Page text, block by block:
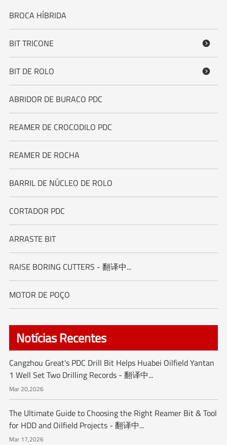
BROCA HÍBRIDA
BIT TRICONE 
BIT DE ROLO 
ABRIDOR DE BURACO PDC
REAMER DE CROCODILO PDC
REAMER DE ROCHA
BARRIL DE NÚCLEO DE ROLO
CORTADOR PDC
ARRASTE BIT
RAISE BORING CUTTERS - 翻译中...
MOTOR DE POÇO
Notícias Recentes
Cangzhou Great's PDC Drill Bit Helps Huabei Oilfield Yantan
1 Well Set Two Drilling Records - 翻译中...
Mar 20,2026
The Ultimate Guide to Choosing the Right Reamer Bit & Tool
for HDD and Oilfield Projects - 翻译中...
Mar 17,2026